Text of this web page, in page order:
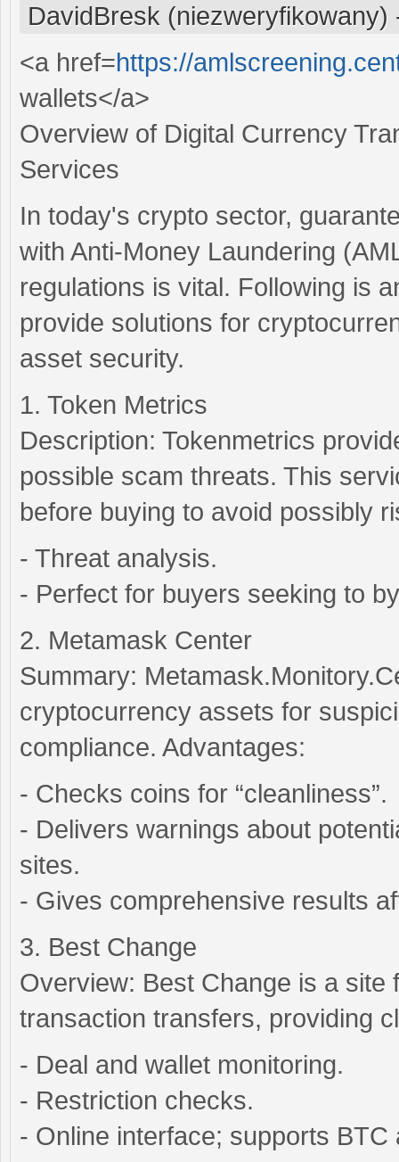
DavidBresk (niezweryfikowany)
<a href=https://
wallets</a>
Overview of Digital Currency
Services
In today's crypto sector,
with Anti-Money Laundering
regulations is vital. Following is
provide solutions for
asset security.
1. Token Metrics
Description: Tokenmetrics
possible scam threats. This
before buying to avoid possibly
- Threat analysis.
- Perfect for buyers seeking to
2. Metamask Center
Summary:
cryptocurrency assets for
compliance. Advantages:
- Checks coins for “cleanliness”.
- Delivers warnings about
sites.
- Gives comprehensive results
3. Best Change
Overview: Best Change is a
transaction transfers, providing
- Deal and wallet monitoring.
- Restriction checks.
- Online interface; supports